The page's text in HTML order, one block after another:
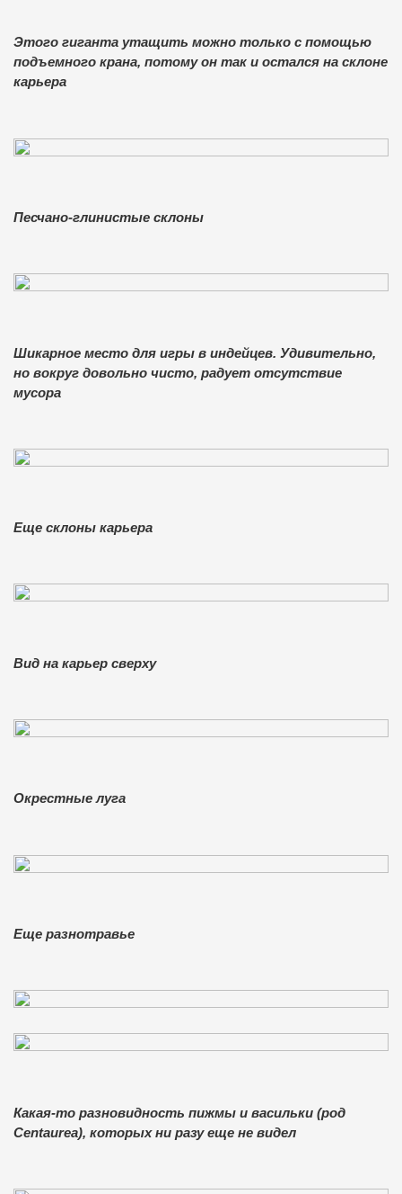
Этого гиганта утащить можно только с помощью
подъемного крана, потому он так и остался на склоне
карьера
Песчано-глинистые склоны
Шикарное место для игры в индейцев. Удивительно,
но вокруг довольно чисто, радует отсутствие
мусора
Еще склоны карьера
Вид на карьер сверху
Окрестные луга
Еще разнотравье
Какая-то разновидность пижмы и васильки (род
Centaurea), которых ни разу еще не видел